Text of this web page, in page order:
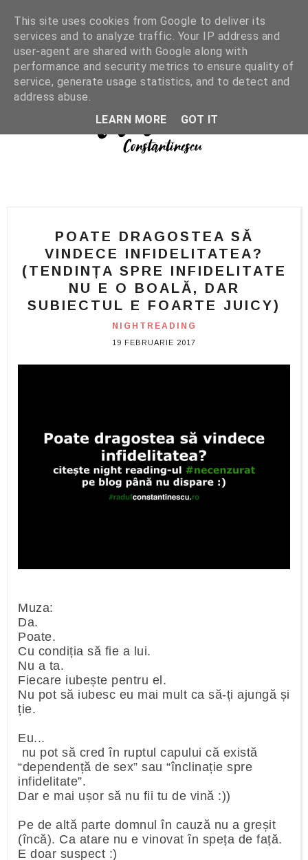
POATE DRAGOSTEA SĂ
VINDECE INFIDELITATEA?
(TENDINȚA SPRE INFIDELITATE
NU E O BOALĂ, DAR
SUBIECTUL E FOARTE JUICY)
NIGHTREADING
19 FEBRUARIE 2017
Muza:
Da.
Poate.
Cu condiția să fie a lui.
Nu a ta.
Fiecare iubește pentru el.
Nu pot să iubesc eu mai mult ca să-ți ajungă și
ție.
Eu...
nu pot să cred în ruptul capului că există
“dependență de sex” sau “înclinație spre
infidelitate”.
Dar e mai ușor să nu fii tu de vină :))
Pe de altă parte domnul în cauză nu a greșit
(încă). Ca atare nu e vinovat în speța de față.
E doar suspect :)
This site uses cookies from Google to deliver its
services and to analyze traffic. Your IP address and
user-agent are shared with Google along with
performance and security metrics to ensure quality of
service, generate usage statistics, and to detect and
address abuse.
LEARN MORE
GOT IT